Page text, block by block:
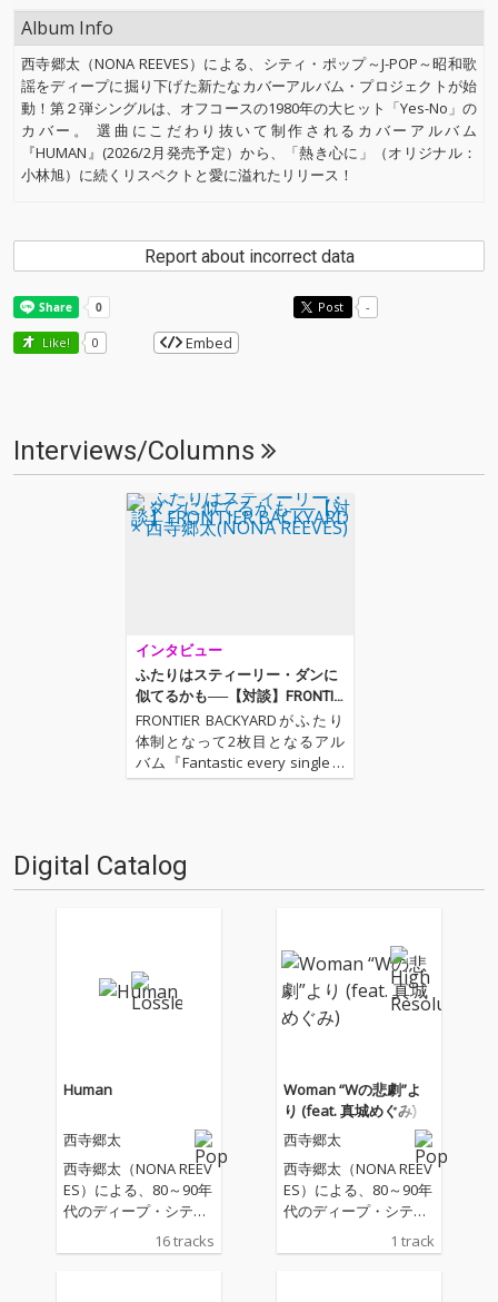
Album Info
西寺郷太（NONA REEVES）による、シティ・ポップ～J-POP～昭和歌
謡をディープに掘り下げた新たなカバーアルバム・プロジェクトが始
動！第２弾シングルは、オフコースの1980年の大ヒット「Yes-No」の
カバー。 選曲にこだわり抜いて制作されるカバーアルバム
『HUMAN』(2026/2月発売予定）から、「熱き心に」（オリジナル：
小林旭）に続くリスペクトと愛に溢れたリリース！
Report about incorrect data
Post -
Like! 0 Embed
Interviews/Columns
インタビュー
ふたりはスティーリー・ダンに
似てるかも──【対談】FRONTIE
R BACKYARD × 西寺郷太(NONA
REEVES)
FRONTIER BACKYARDがふたり
体制となって2枚目となるアル
バム『Fantastic every single d
ay』をリリース!! 今作でも前作
今作ではゲスト…
Digital Catalog
Human
西寺郷太
西寺郷太（NONA REEV
ES）による、80～90年
代のディープ・シティ
ポップ＝歌謡曲／ニュ
ー・ミュージックに向
16 tracks
Woman “Wの悲劇”よ
り (feat. 真城めぐみ)
西寺郷太
西寺郷太（NONA REEV
ES）による、80～90年
代のディープ・シティ
ポップ＝歌謡曲／ニュ
ー・ミュージックに向
1 track